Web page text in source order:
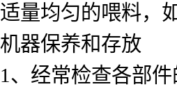
适量均匀的喂料，
机器保养和存放
1、经常检查各部